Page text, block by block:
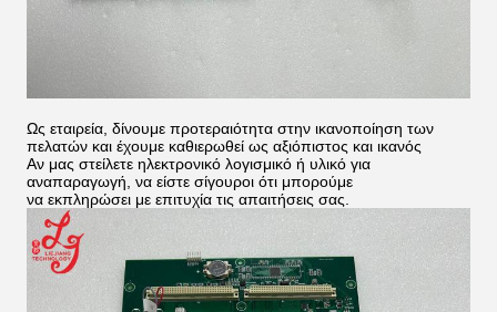
Ως εταιρεία, δίνουμε προτεραιότητα στην ικανοποίηση των
πελατών και έχουμε καθιερωθεί ως αξιόπιστος και ικανός
Αν μας στείλετε ηλεκτρονικό λογισμικό ή υλικό για
αναπαραγωγή, να είστε σίγουροι ότι μπορούμε
να εκπληρώσει με επιτυχία τις απαιτήσεις σας.